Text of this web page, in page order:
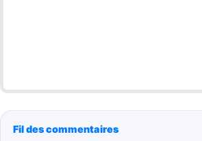
Fil des commentaires